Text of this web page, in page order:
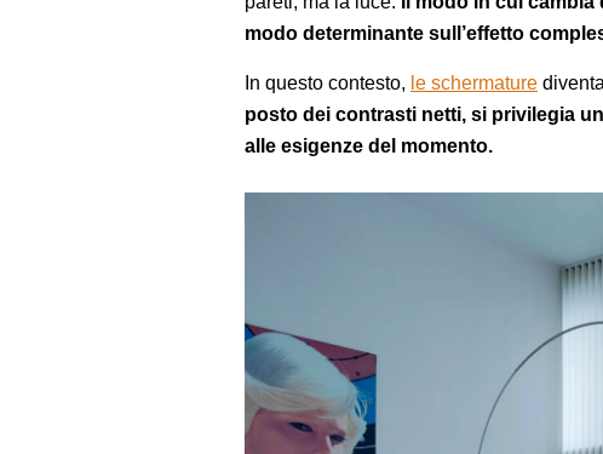
modo determinante sull’effetto
In questo contesto, le schermature
posto dei contrasti netti, si privilegia
alle esigenze del momento.